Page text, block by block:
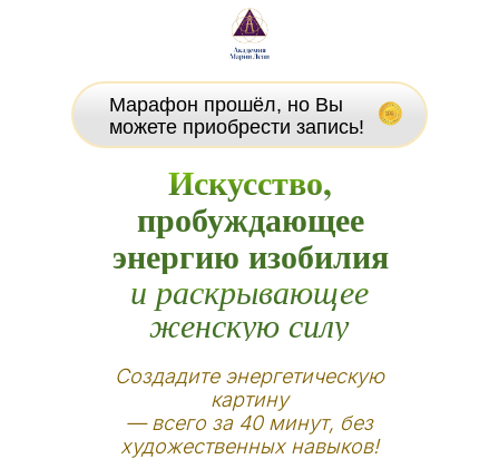
Марафон прошёл, но Вы
можете приобрести запись!
и раскрывающее
женскую силу
Искусство,
пробуждающее
энергию изобилия
Создадите энергетическую
картину
— всего за 40 минут, без
художественных навыков!